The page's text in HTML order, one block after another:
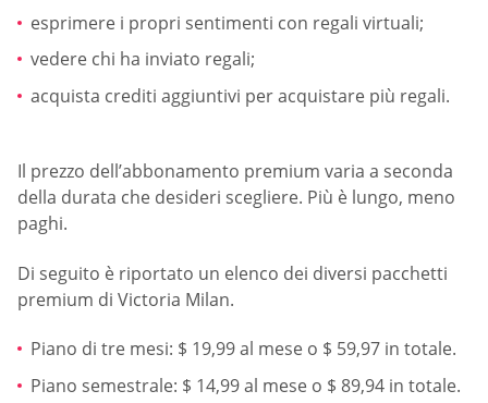
esprimere i propri sentimenti con regali virtuali;
vedere chi ha inviato regali;
acquista crediti aggiuntivi per acquistare più regali.
Il prezzo dell’abbonamento premium varia a seconda
della durata che desideri scegliere. Più è lungo, meno
paghi.
Di seguito è riportato un elenco dei diversi pacchetti
premium di Victoria Milan.
Piano di tre mesi: $ 19,99 al mese o $ 59,97 in totale.
Piano semestrale: $ 14,99 al mese o $ 89,94 in totale.